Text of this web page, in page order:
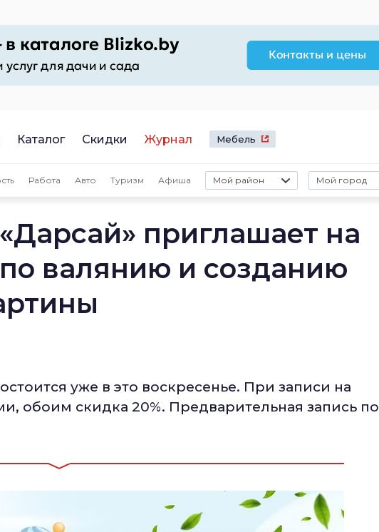
Каталог Скидки Журнал Мебель
Работа Авто Туризм Афиша Мой район Мой город
приглашает на
валянию и созданию
уже в это воскресенье. При записи на
обоим скидка 20%. Предварительная запись по